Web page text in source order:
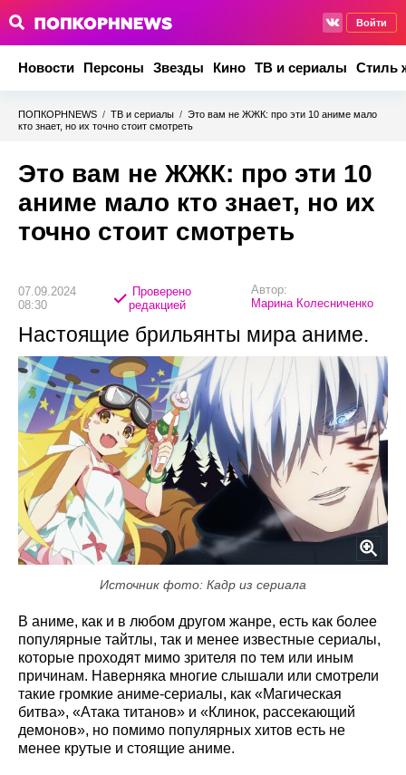
Войти
Новости Персоны Звезды Кино ТВ и сериалы Стиль
ПОПКОРНNEWS / ТВ и сериалы / Это вам не ЖЖК: про эти 10 аниме мало
кто знает, но их точно стоит смотреть
Это вам не ЖЖК: про эти 10
аниме мало кто знает, но их
точно стоит смотреть
07.09.2024
08:30
Проверено
редакцией
Автор:
Марина Колесниченко
Настоящие брильянты мира аниме.
Источник фото: Кадр из сериала
В аниме, как и в любом другом жанре, есть как более
популярные тайтлы, так и менее известные сериалы,
которые проходят мимо зрителя по тем или иным
причинам. Наверняка многие слышали или смотрели
такие громкие аниме-сериалы, как «Магическая
битва», «Атака титанов» и «Клинок, рассекающий
демонов», но помимо популярных хитов есть не
менее крутые и стоящие аниме.